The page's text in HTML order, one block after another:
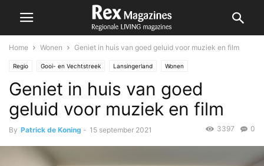
Home Wonen Geniet in huis van goed geluid voor muziek en film
Regio Gooi- en Vechtstreek Lansingerland Wonen
Geniet in huis van goed
geluid voor muziek en film
By Patrick de Koning - 15 september 2021 0
3397